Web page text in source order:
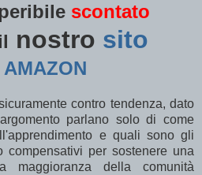
scontato
nostro sito
AMAZON
contro tendenza, dato
parlano solo di come
e quali sono gli
compensativi per sostenere una
maggioranza della comunità